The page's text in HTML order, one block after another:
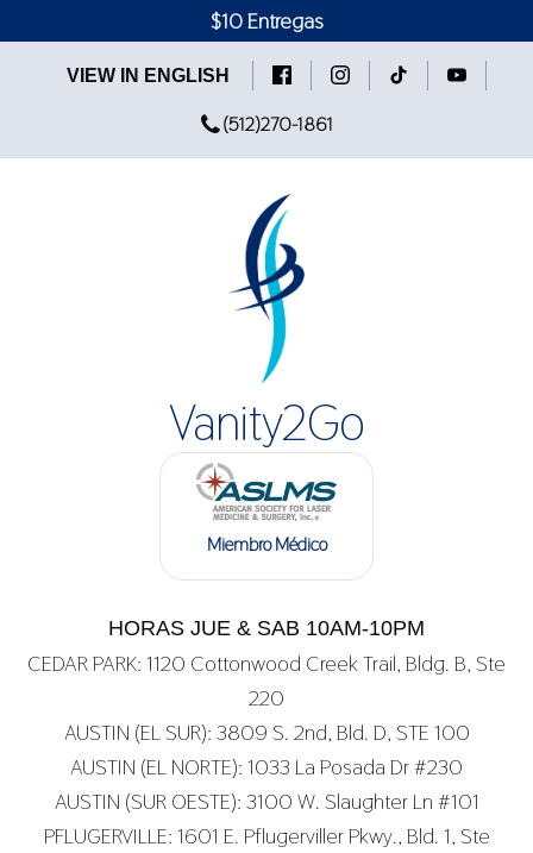
$10 Entregas
VIEW IN ENGLISH
(512)270-1861
Vanity2Go
Miembro Médico
HORAS JUE & SAB 10AM-10PM
CEDAR PARK: 1120 Cottonwood Creek Trail, Bldg. B, Ste
220
AUSTIN (EL SUR): 3809 S. 2nd, Bld. D, STE 100
AUSTIN (EL NORTE): 1033 La Posada Dr #230
AUSTIN (SUR OESTE): 3100 W. Slaughter Ln #101
PFLUGERVILLE: 1601 E. Pflugerviller Pkwy., Bld. 1, Ste